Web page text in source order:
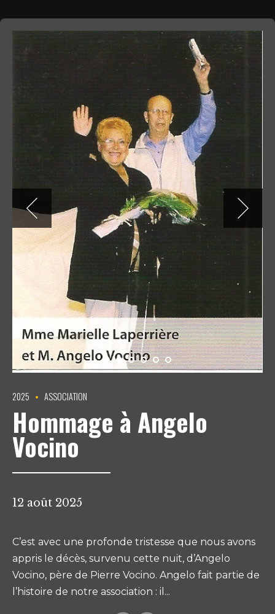
2025 ASSOCIATION
Hommage à Angelo
Vocino
12 août 2025
C’est avec une profonde tristesse que nous avons
appris le décès, survenu cette nuit, d’Angelo
Vocino, père de Pierre Vocino. Angelo fait partie de
l’histoire de notre association : il...